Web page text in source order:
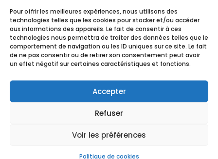
Pour offrir les meilleures expériences, nous utilisons des
technologies telles que les cookies pour stocker et/ou accéder
aux informations des appareils. Le fait de consentir à ces
technologies nous permettra de traiter des données telles que le
comportement de navigation ou les ID uniques sur ce site. Le fait
de ne pas consentir ou de retirer son consentement peut avoir
un effet négatif sur certaines caractéristiques et fonctions.
Accepter
Refuser
Voir les préférences
Politique de cookies
formation · n° de déclaration d’activité 84 38 06816 38
enregistré auprès du préfet de la région Auvergne-
Politique de protection des
mis à jour en juillet 2026